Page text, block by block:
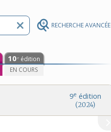
RECHERCHE AVANCÉE
10e édition
EN COURS
9e édition
(2024)